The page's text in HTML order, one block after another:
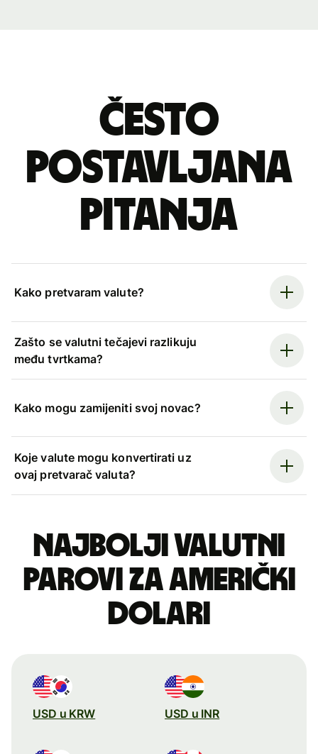
Često
postavljana
pitanja
Kako pretvaram valute?
Zašto se valutni tečajevi razlikuju
među tvrtkama?
Kako mogu zamijeniti svoj novac?
Koje valute mogu konvertirati uz
ovaj pretvarač valuta?
Najbolji valutni
parovi za američki
dolari
USD u KRW USD u INR